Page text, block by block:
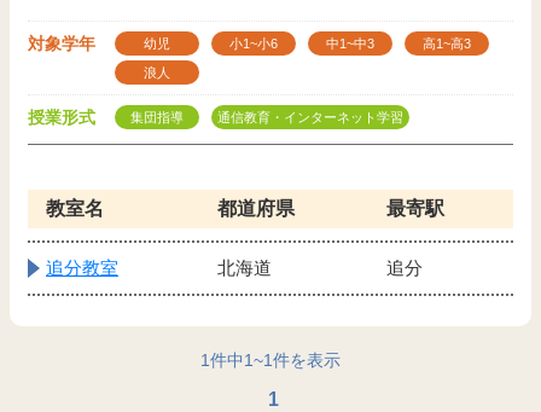
対象学年 幼児 小1~小6 中1~中3
高1~高3
浪人
授業形式 集団指導 通信教育・インターネット学習
教室名 都道府県 最寄駅
追分教室 北海道 追分
1件中1~1件を表示
1